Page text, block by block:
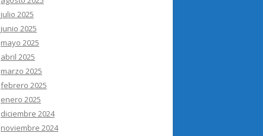
julio 2025
junio 2025
mayo 2025
abril 2025
marzo 2025
febrero 2025
enero 2025
diciembre 2024
noviembre 2024